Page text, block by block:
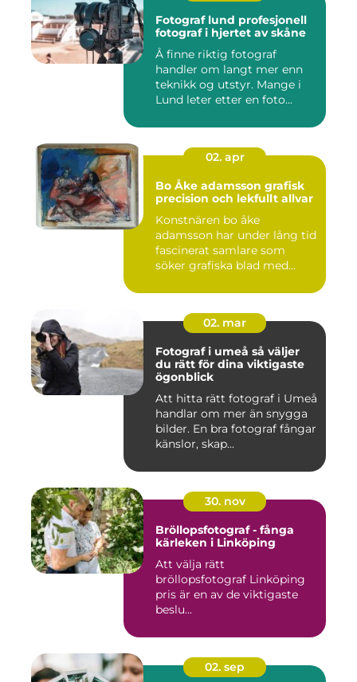
Fotograf lund profesjonell
fotograf i hjertet av skåne
Å finne riktig fotograf
handler om langt mer enn
teknikk og utstyr. Mange i
Lund leter etter en foto...
02. apr
Bo Åke adamsson grafisk
precision och lekfullt allvar
Konstnären bo åke
adamsson har under lång tid
fascinerat samlare som
söker grafiska blad med
02. mar
Fotograf i umeå så väljer
du rätt för dina viktigaste
ögonblick
Att hitta rätt fotograf i Umeå
handlar om mer än snygga
bilder. En bra fotograf fångar
känslor, skap...
30. nov
Bröllopsfotograf - fånga
kärleken i Linköping
Att välja rätt
bröllopsfotograf Linköping
pris är en av de viktigaste
beslu...
02. sep